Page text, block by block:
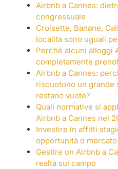
Airbnb a Cannes:
congressuale
Croisette, Banane,
località sono uguali
Perché alcuni alloggi
completamente
Airbnb a Cannes:
riscuotono un grande
restano vuote?
Quali normative si
Airbnb a Cannes nel
Investire in affitti
opportunità o
Gestire un Airbnb a
realtà sul campo